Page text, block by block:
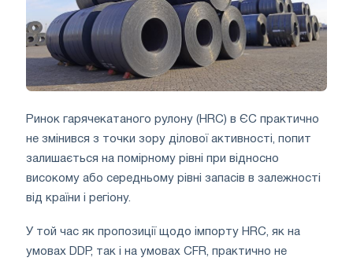
Ринок гарячекатаного рулону (HRC) в ЄС практично
не змінився з точки зору ділової активності, попит
залишається на помірному рівні при відносно
високому або середньому рівні запасів в залежності
від країни і регіону.
У той час як пропозиції щодо імпорту HRC, як на
умовах DDP, так і на умовах CFR, практично не